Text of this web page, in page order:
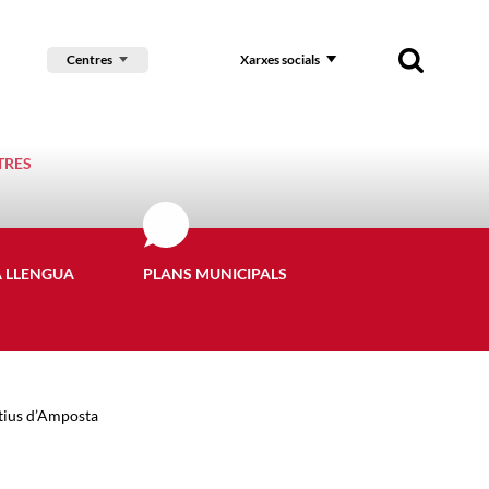
Centres Xarxes socials
LLENGUA PLANS MUNICIPALS
d’Amposta